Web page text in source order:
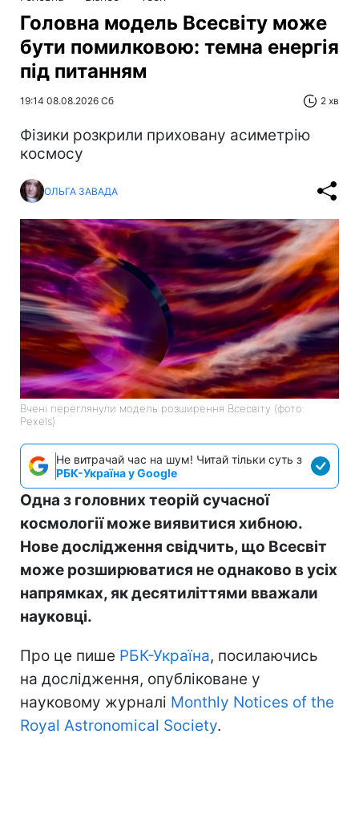
Головна модель Всесвіту може
бути помилковою: темна енергія
під питанням
19:14 08.08.2026 Сб 2 хв
Фізики розкрили приховану асиметрію
космосу
ОЛЬГА ЗАВАДА
Вчені переглянули модель розширення Всесвіту (фото:
Pexels)
Не витрачай час на шум! Читай тільки суть з
РБК-Україна у Google
Одна з головних теорій сучасної
космології може виявитися хибною.
Нове дослідження свідчить, що Всесвіт
може розширюватися не однаково в усіх
напрямках, як десятиліттями вважали
науковці.
Про це пише РБК-Україна, посилаючись
на дослідження, опубліковане у
науковому журналі Monthly Notices of the
Royal Astronomical Society.